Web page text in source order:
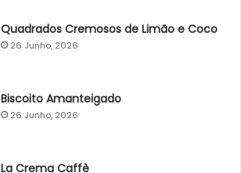
Quadrados Cremosos de Limão e Coco
26 Junho, 2026
Biscoito Amanteigado
26 Junho, 2026
La Crema Caffè